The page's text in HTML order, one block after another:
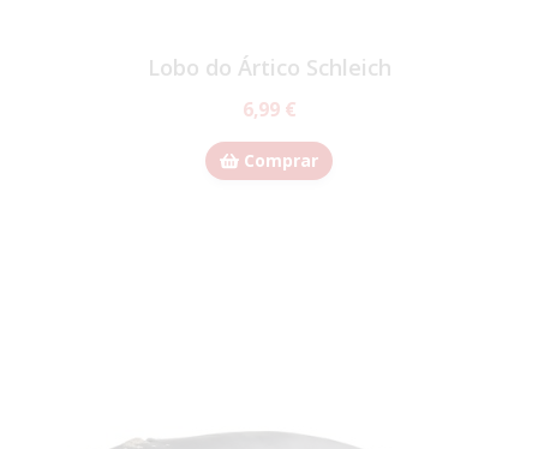
Lobo do Ártico Schleich
6,99 €
Comprar